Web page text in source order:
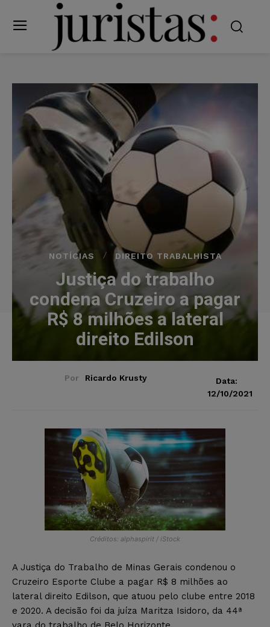
NOTÍCIAS DIREITO TRABALHISTA
Justiça do trabalho
condena Cruzeiro a pagar
R$ 8 milhões a lateral
direito Edilson
Por Ricardo Krusty
Data:
12/10/2021
Créditos: alphaspirit / iStock
A Justiça do Trabalho de Minas Gerais condenou o
Cruzeiro Esporte Clube a pagar R$ 8 milhões ao
lateral direito Edilson, que atuou pelo clube entre 2018
e 2020. A decisão foi da juíza Maritza Isidoro, da 44ª